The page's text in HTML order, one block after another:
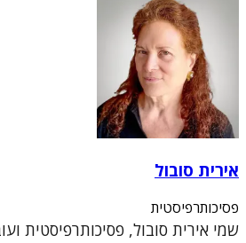
אירית סובול
פסיכותרפיסטית